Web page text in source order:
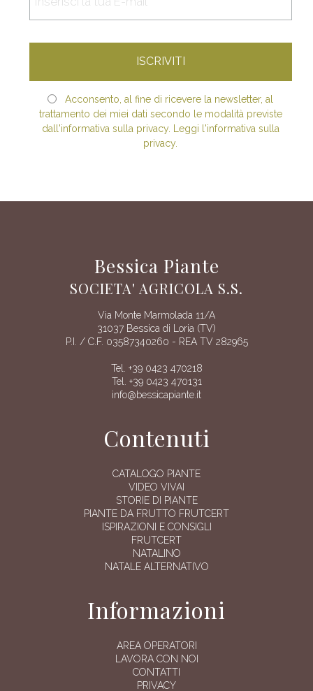
Acconsento, al fine di ricevere la newsletter, al
trattamento dei miei dati secondo le modalità previste
dall'informativa sulla privacy. Leggi l'informativa sulla
privacy.
Bessica Piante
SOCIETA' AGRICOLA S.S.
Via Monte Marmolada 11/A
31037 Bessica di Loria (TV)
P.I. / C.F. 03587340260 - REA TV 282965
Tel. +39 0423 470218
Tel. +39 0423 470131
info@bessicapiante.it
Contenuti
CATALOGO PIANTE
VIDEO VIVAI
STORIE DI PIANTE
PIANTE DA FRUTTO FRUTCERT
ISPIRAZIONI E CONSIGLI
FRUTCERT
NATALINO
NATALE ALTERNATIVO
Informazioni
AREA OPERATORI
LAVORA CON NOI
CONTATTI
PRIVACY